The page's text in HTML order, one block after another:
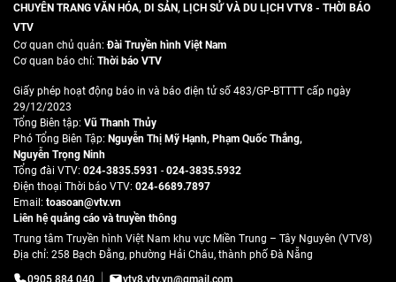
CHUYÊN TRANG VĂN HÓA, DI SẢN, LỊCH SỬ VÀ DU LỊCH VTV8 - THỜI BÁO
VTV
Cơ quan chủ quản:Đài Truyền hình Việt Nam
Cơ quan báo chí: Thời báo VTV
Giấy phép hoạt động báo in và báo điện tử số 483/GP-BTTTT cấp ngày
29/12/2023
Tổng Biên tập: Vũ Thanh Thủy
Phó Tổng Biên Tập: Nguyễn Thị Mỹ Hạnh, Phạm Quốc Thắng,
Nguyễn Trọng Ninh
Tổng đài VTV: 024-3835.5931 - 024-3835.5932
Ðiện thoại Thời báo VTV: 024-6689.7897
Email: toasoan@vtv.vn
Liên hệ quảng cáo và truyền thông
Trung tâm Truyền hình Việt Nam khu vực Miền Trung – Tây Nguyên (VTV8)
Địa chỉ: 258 Bạch Đằng, phường Hải Châu, thành phố Đà Nẵng
0905 884 040
vtv8.vtv.vn@gmail.com